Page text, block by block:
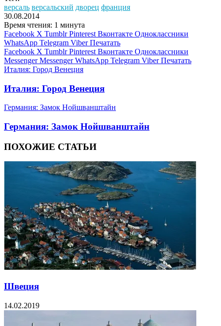
версаль версальский дворец франция
30.08.2014
Время чтения: 1 минута
Facebook X Tumblr Pinterest Вконтакте Одноклассники
WhatsApp Telegram Viber Печатать
Facebook X Tumblr Pinterest Вконтакте Одноклассники
Messenger Messenger WhatsApp Telegram Viber Печатать
Италия: Город Венеция
Италия: Город Венеция
Германия: Замок Нойшванштайн
Германия: Замок Нойшванштайн
ПОХОЖИЕ СТАТЬИ
Швеция
14.02.2019